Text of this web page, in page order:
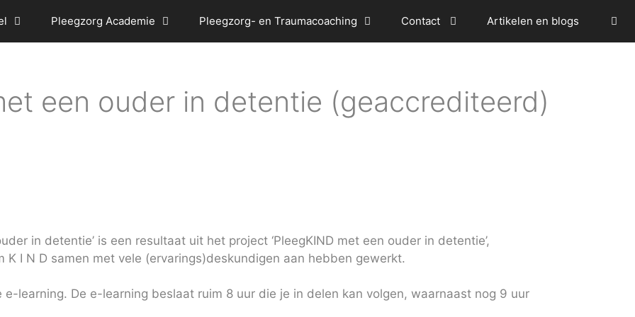
Pleegzorg Academie Pleegzorg- en Traumacoaching Contact Artikelen en blogs
een ouder in detentie (geaccrediteerd)
in detentie’ is een resultaat uit het project ‘PleegKIND met een ouder in detentie’,
K I N D samen met vele (ervarings)deskundigen aan hebben gewerkt.
learning. De e-learning beslaat ruim 8 uur die je in delen kan volgen, waarnaast nog 9 uur